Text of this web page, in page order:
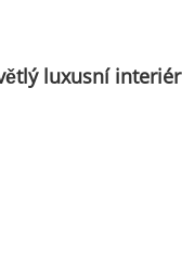
luxusní interiér